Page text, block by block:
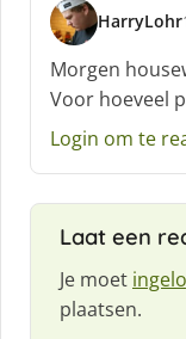
HarryLohr
s
c
h
r
e
:
Morgen
Voor hoeveel
Login om te
Laat een
Je moet
plaatsen.